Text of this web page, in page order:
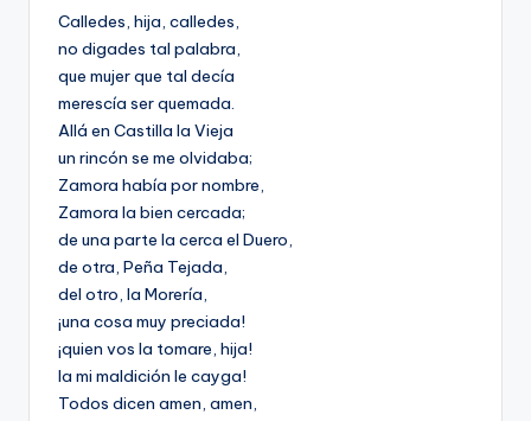
Calledes, hija, calledes,
no digades tal palabra,
que mujer que tal decía
merescía ser quemada.
Allá en Castilla la Vieja
un rincón se me olvidaba;
Zamora había por nombre,
Zamora la bien cercada;
de una parte la cerca el Duero,
de otra, Peña Tejada,
del otro, la Morería,
¡una cosa muy preciada!
¡quien vos la tomare, hija!
la mi maldición le cayga!
Todos dicen amen, amen,